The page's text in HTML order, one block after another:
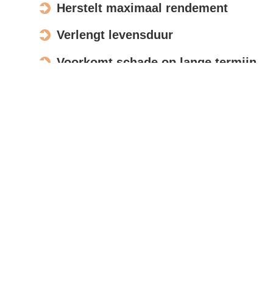
Herstelt maximaal rendement
Verlengt levensduur
Voorkomt schade op lange termijn